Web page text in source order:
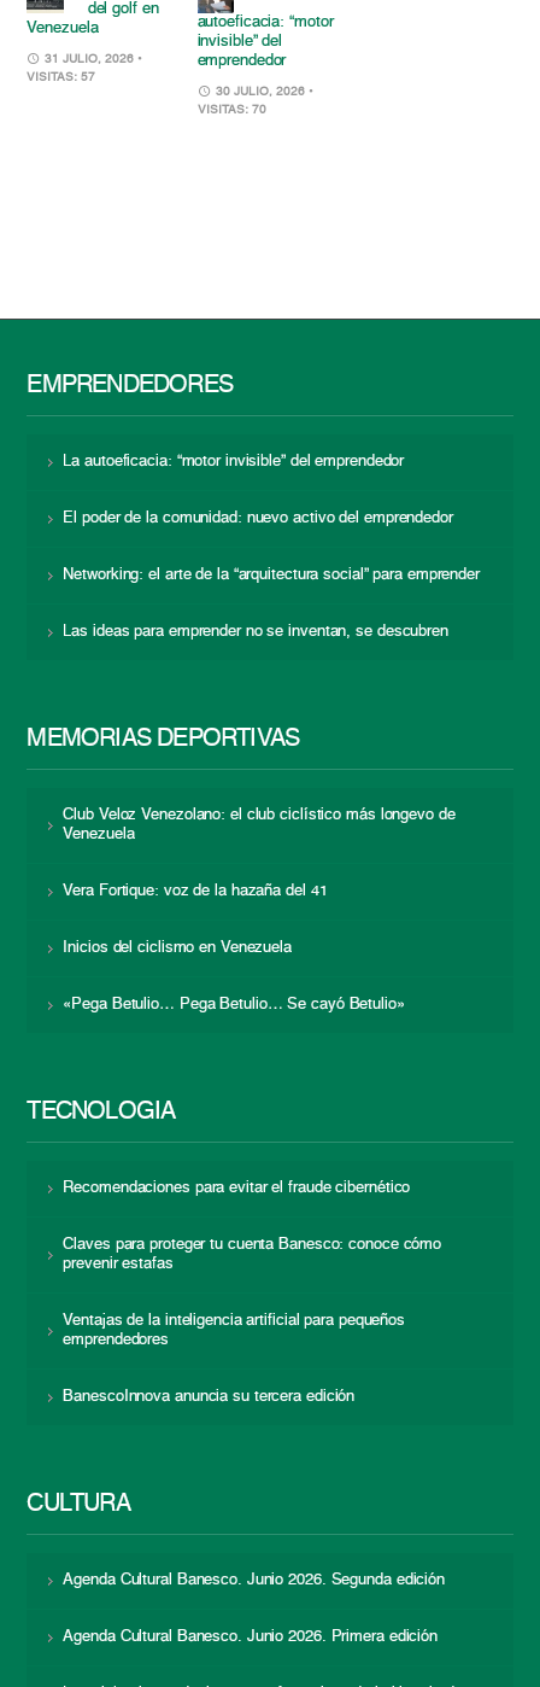
del golf en
Venezuela
31 JULIO, 2026 •
VISITAS: 57
autoeficacia: “motor
invisible” del
emprendedor
30 JULIO, 2026 •
VISITAS: 70
EMPRENDEDORES
La autoeficacia: “motor invisible” del emprendedor
El poder de la comunidad: nuevo activo del emprendedor
Networking: el arte de la “arquitectura social” para emprender
Las ideas para emprender no se inventan, se descubren
MEMORIAS DEPORTIVAS
Club Veloz Venezolano: el club ciclístico más longevo de
Venezuela
Vera Fortique: voz de la hazaña del 41
Inicios del ciclismo en Venezuela
«Pega Betulio… Pega Betulio… Se cayó Betulio»
TECNOLOGÍA
Recomendaciones para evitar el fraude cibernético
Claves para proteger tu cuenta Banesco: conoce cómo
prevenir estafas
Ventajas de la inteligencia artificial para pequeños
emprendedores
BanescoInnova anuncia su tercera edición
CULTURA
Agenda Cultural Banesco. Junio 2026. Segunda edición
Agenda Cultural Banesco. Junio 2026. Primera edición